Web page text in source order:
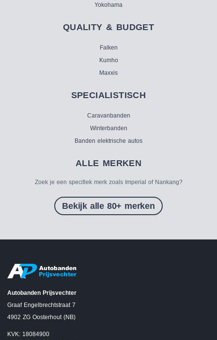
Yokohama
QUALITY & BUDGET
Falken
Kumho
Maxxis
SPECIALISTISCH
Caravanbanden
Winterbanden
Banden elektrische autos
ALLE MERKEN
Zoek je een specifiek merk zoals Imperial of Nankang?
Bekijk alle 80+ merken
Autobanden Prijsvechter
Graaf Engelbrechtstraat 7
4902 ZG Oosterhout (NB)
KVK: 18084900